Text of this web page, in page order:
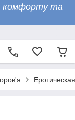
комфорту та